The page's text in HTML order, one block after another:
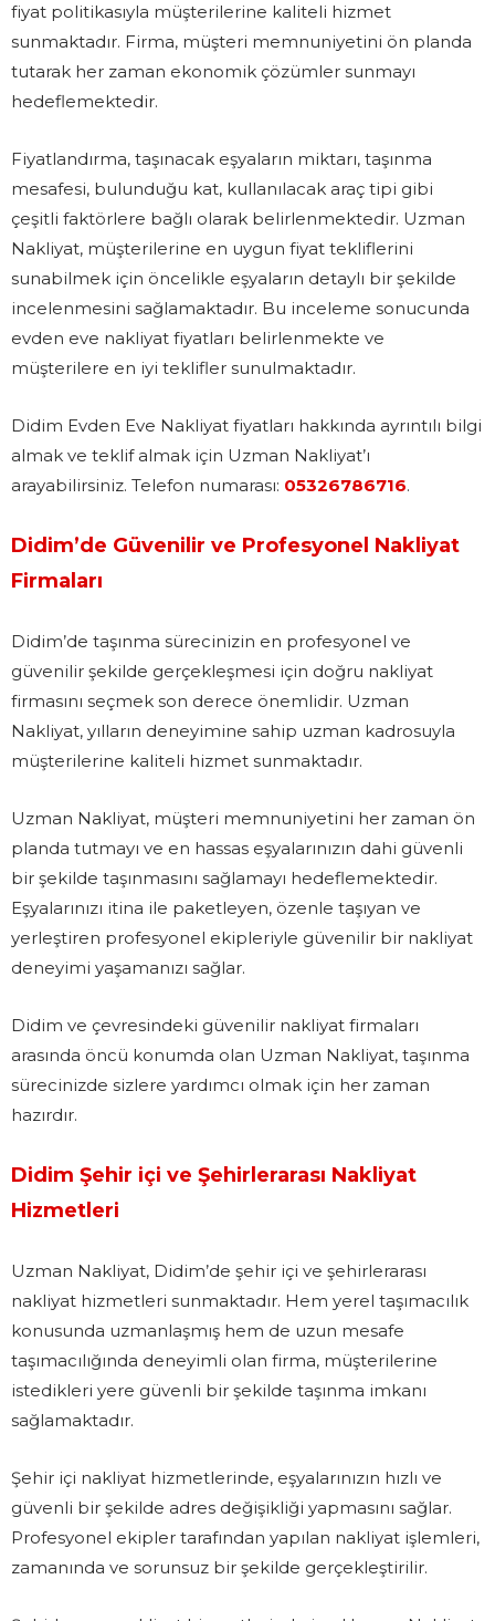
fiyat politikasıyla müşterilerine kaliteli hizmet
sunmaktadır. Firma, müşteri memnuniyetini ön planda
tutarak her zaman ekonomik çözümler sunmayı
hedeflemektedir.
Fiyatlandırma, taşınacak eşyaların miktarı, taşınma
mesafesi, bulunduğu kat, kullanılacak araç tipi gibi
çeşitli faktörlere bağlı olarak belirlenmektedir. Uzman
Nakliyat, müşterilerine en uygun fiyat tekliflerini
sunabilmek için öncelikle eşyaların detaylı bir şekilde
incelenmesini sağlamaktadır. Bu inceleme sonucunda
evden eve nakliyat fiyatları belirlenmekte ve
müşterilere en iyi teklifler sunulmaktadır.
Didim Evden Eve Nakliyat fiyatları hakkında ayrıntılı bilgi
almak ve teklif almak için Uzman Nakliyat’ı
arayabilirsiniz. Telefon numarası: 05326786716.
Didim’de Güvenilir ve Profesyonel Nakliyat
Firmaları
Didim’de taşınma sürecinizin en profesyonel ve
güvenilir şekilde gerçekleşmesi için doğru nakliyat
firmasını seçmek son derece önemlidir. Uzman
Nakliyat, yılların deneyimine sahip uzman kadrosuyla
müşterilerine kaliteli hizmet sunmaktadır.
Uzman Nakliyat, müşteri memnuniyetini her zaman ön
planda tutmayı ve en hassas eşyalarınızın dahi güvenli
bir şekilde taşınmasını sağlamayı hedeflemektedir.
Eşyalarınızı itina ile paketleyen, özenle taşıyan ve
yerleştiren profesyonel ekipleriyle güvenilir bir nakliyat
deneyimi yaşamanızı sağlar.
Didim ve çevresindeki güvenilir nakliyat firmaları
arasında öncü konumda olan Uzman Nakliyat, taşınma
sürecinizde sizlere yardımcı olmak için her zaman
hazırdır.
Didim Şehir içi ve Şehirlerarası Nakliyat
Hizmetleri
Uzman Nakliyat, Didim’de şehir içi ve şehirlerarası
nakliyat hizmetleri sunmaktadır. Hem yerel taşımacılık
konusunda uzmanlaşmış hem de uzun mesafe
taşımacılığında deneyimli olan firma, müşterilerine
istedikleri yere güvenli bir şekilde taşınma imkanı
sağlamaktadır.
Şehir içi nakliyat hizmetlerinde, eşyalarınızın hızlı ve
güvenli bir şekilde adres değişikliği yapmasını sağlar.
Profesyonel ekipler tarafından yapılan nakliyat işlemleri,
zamanında ve sorunsuz bir şekilde gerçekleştirilir.